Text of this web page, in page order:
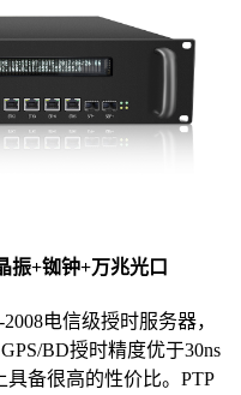
振+铷钟+万兆光口
电信级授时服务器，
BD授时精度优于30ns
具备很高的性价比。PTP